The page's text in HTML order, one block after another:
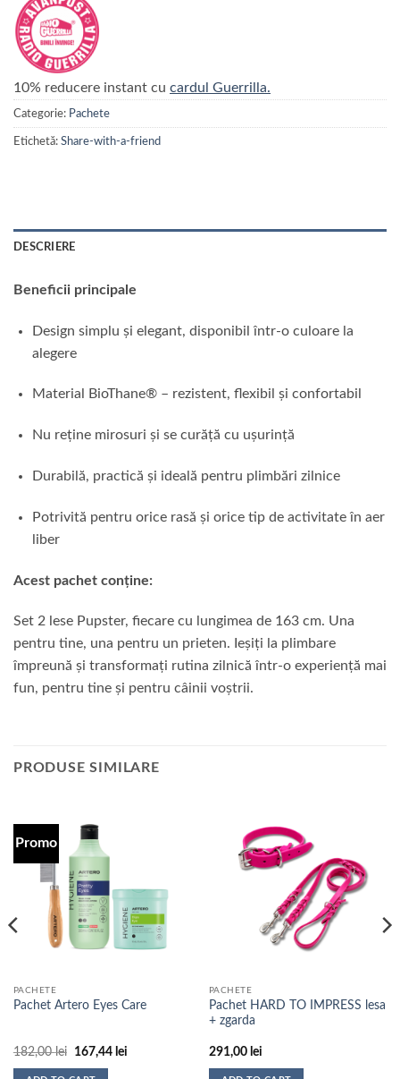
10% reducere instant cu cardul Guerrilla.
Categorie: Pachete
Etichetă: Share-with-a-friend
DESCRIERE
Beneficii principale
Design simplu și elegant, disponibil într-o culoare la
alegere
Material BioThane® – rezistent, flexibil și confortabil
Nu reține mirosuri și se curăță cu ușurință
Durabilă, practică și ideală pentru plimbări zilnice
Potrivită pentru orice rasă și orice tip de activitate în aer
liber
Acest pachet conține:
Set 2 lese Pupster, fiecare cu lungimea de 163 cm. Una
pentru tine, una pentru un prieten. Ieșiți la plimbare
împreună și transformați rutina zilnică într-o experiență mai
fun, pentru tine și pentru câinii voștrii.
PRODUSE SIMILARE
Promo
PACHETE
Pachet Artero Eyes Care
182,00lei
Prețul
a
167,44 leiPrețul
PACHETE
Pachet HARD TO IMPRESS lesa
+ zgarda
291,00 lei